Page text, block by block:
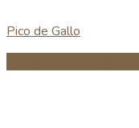
Pico de Gallo